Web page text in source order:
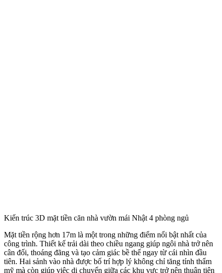
Kiến trúc 3D mặt tiền căn nhà vườn mái Nhật 4 phòng ngủ
Mặt tiền rộng hơn 17m là một trong những điểm nổi bật nhất của
công trình. Thiết kế trải dài theo chiều ngang giúp ngôi nhà trở nên
cân đối, thoáng đãng và tạo cảm giác bề thế ngay từ cái nhìn đầu
tiên. Hai sảnh vào nhà được bố trí hợp lý không chỉ tăng tính thẩm
mỹ mà còn giúp việc di chuyển giữa các khu vực trở nên thuận tiện